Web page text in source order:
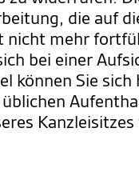
die auf
nicht mehr
bei einer
können Sie